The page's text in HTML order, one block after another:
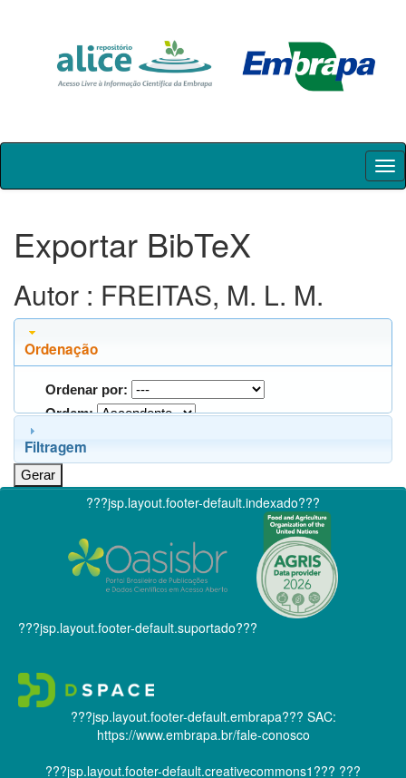
Skip
Exportar BibTeX
Autor : FREITAS, M. L. M.
Ordenação
Ordenar por:
Ordem:
Filtragem
???jsp.layout.footer-default.indexado???
???jsp.layout.footer-default.suportado???
???jsp.layout.footer-default.embrapa??? SAC:
https://www.embrapa.br/fale-conosco
???jsp.layout.footer-default.creativecommons1??? ???